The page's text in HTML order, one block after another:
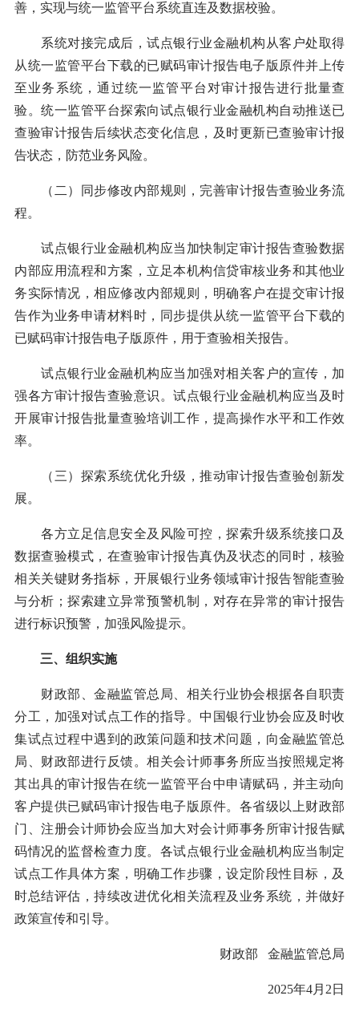
善，实现与统一监管平台系统直连及数据校验。
系统对接完成后，试点银行业金融机构从客户处取得
从统一监管平台下载的已赋码审计报告电子版原件并上传
至业务系统，通过统一监管平台对审计报告进行批量查
验。统一监管平台探索向试点银行业金融机构自动推送已
查验审计报告后续状态变化信息，及时更新已查验审计报
告状态，防范业务风险。
（二）同步修改内部规则，完善审计报告查验业务流
程。
试点银行业金融机构应当加快制定审计报告查验数据
内部应用流程和方案，立足本机构信贷审核业务和其他业
务实际情况，相应修改内部规则，明确客户在提交审计报
告作为业务申请材料时，同步提供从统一监管平台下载的
已赋码审计报告电子版原件，用于查验相关报告。
试点银行业金融机构应当加强对相关客户的宣传，加
强各方审计报告查验意识。试点银行业金融机构应当及时
开展审计报告批量查验培训工作，提高操作水平和工作效
率。
（三）探索系统优化升级，推动审计报告查验创新发
展。
各方立足信息安全及风险可控，探索升级系统接口及
数据查验模式，在查验审计报告真伪及状态的同时，核验
相关关键财务指标，开展银行业务领域审计报告智能查验
与分析；探索建立异常预警机制，对存在异常的审计报告
进行标识预警，加强风险提示。
三、组织实施
财政部、金融监管总局、相关行业协会根据各自职责
分工，加强对试点工作的指导。中国银行业协会应及时收
集试点过程中遇到的政策问题和技术问题，向金融监管总
局、财政部进行反馈。相关会计师事务所应当按照规定将
其出具的审计报告在统一监管平台中申请赋码，并主动向
客户提供已赋码审计报告电子版原件。各省级以上财政部
门、注册会计师协会应当加大对会计师事务所审计报告赋
码情况的监督检查力度。各试点银行业金融机构应当制定
试点工作具体方案，明确工作步骤，设定阶段性目标，及
时总结评估，持续改进优化相关流程及业务系统，并做好
政策宣传和引导。
财政部 金融监管总局
2025年4月2日